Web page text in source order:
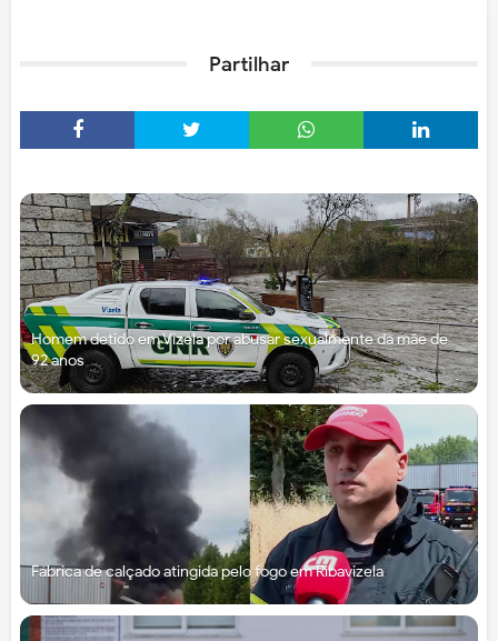
Partilhar
Homem detido em Vizela por abusar sexualmente da mãe de
92 anos
Fábrica de calçado atingida pelo fogo em Ribavizela